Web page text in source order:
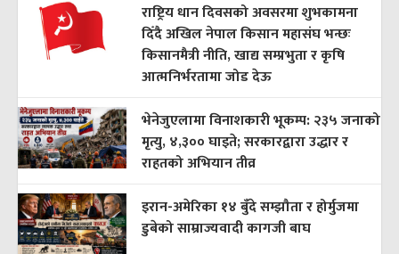
राष्ट्रिय धान दिवसको अवसरमा शुभकामना
दिँदै अखिल नेपाल किसान महासंघ भन्छः
किसानमैत्री नीति, खाद्य सम्प्रभुता र कृषि
आत्मनिर्भरतामा जोड देऊ
भेनेजुएलामा विनाशकारी भूकम्प: २३५ जनाको
मृत्यु, ४,३०० घाइते; सरकारद्वारा उद्धार र
राहतको अभियान तीव्र
इरान-अमेरिका १४ बुँदे सम्झौता र होर्मुजमा
डुबेको साम्राज्यवादी कागजी बाघ